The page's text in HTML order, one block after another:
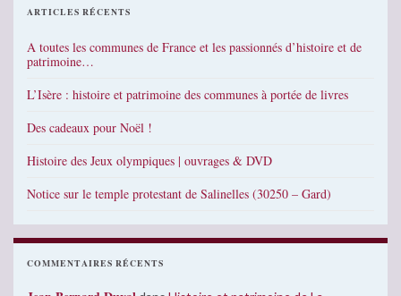
ARTICLES RÉCENTS
A toutes les communes de France et les passionnés d’histoire et de
patrimoine…
L’Isère : histoire et patrimoine des communes à portée de livres
Des cadeaux pour Noël !
Histoire des Jeux olympiques | ouvrages & DVD
Notice sur le temple protestant de Salinelles (30250 – Gard)
COMMENTAIRES RÉCENTS